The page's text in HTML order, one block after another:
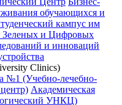
обучающихся и
кампус им
и Цифровых
и инноваций
Clinics)
№1 (Учебно-лечебно-
Академическая
УНКЦ)